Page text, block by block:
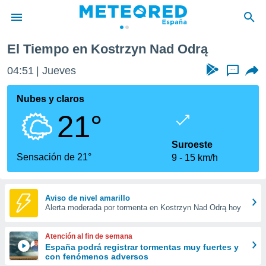
de
por
que se
calidad.
a este
las
y
forma
digital
basada
El Tiempo en Kostrzyn Nad Odrą
04:51 Jueves ...
Nubes y claros
21°
Sensación de 21°
Suroeste
9
15 km/h
Aviso de nivel amarillo
Alerta moderada por tormenta en Kostrzyn Nad Odrą hoy
Atención al fin de semana
España podrá registrar tormentas muy fuertes y
con fenómenos adversos